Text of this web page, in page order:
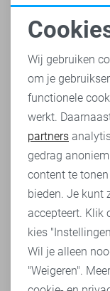
Boho
modetrend
zachte kleuren en
Romance trend is
het modebeeld.
Ontdek nu
Heb je dit al
Refined
Analytische
Marketing
Wij gebruiken
om je
functionele
werkt.
partners
gedrag
content te
bieden. Je kunt
accepteert. Klik
kies
Wil je alleen
"Weigeren".